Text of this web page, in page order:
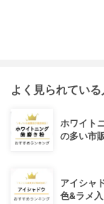
よく見られてい
ホワイト
の多い市
アイシャ
色&ラメ